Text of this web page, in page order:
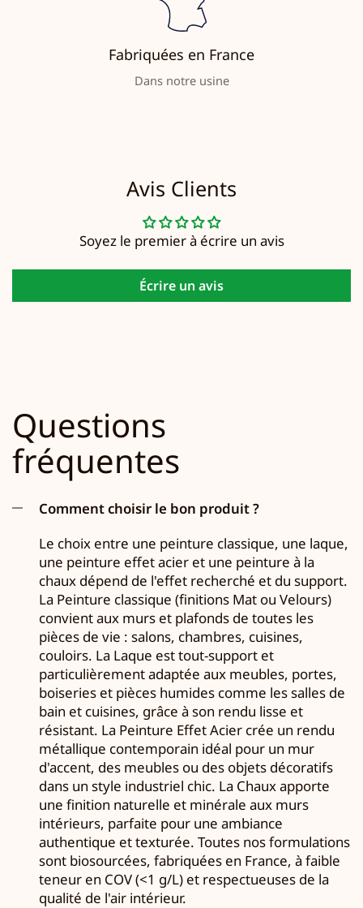
Fabriquées en France
Dans notre usine
Avis Clients
Soyez le premier à écrire un avis
Écrire un avis
Questions
fréquentes
Comment choisir le bon produit ?
Le choix entre une peinture classique, une laque,
une peinture effet acier et une peinture à la
chaux dépend de l'effet recherché et du support.
La Peinture classique (finitions Mat ou Velours)
convient aux murs et plafonds de toutes les
pièces de vie : salons, chambres, cuisines,
couloirs. La Laque est tout-support et
particulièrement adaptée aux meubles, portes,
boiseries et pièces humides comme les salles de
bain et cuisines, grâce à son rendu lisse et
résistant. La Peinture Effet Acier crée un rendu
métallique contemporain idéal pour un mur
d'accent, des meubles ou des objets décoratifs
dans un style industriel chic. La Chaux apporte
une finition naturelle et minérale aux murs
intérieurs, parfaite pour une ambiance
authentique et texturée. Toutes nos formulations
sont biosourcées, fabriquées en France, à faible
teneur en COV (<1 g/L) et respectueuses de la
qualité de l'air intérieur.